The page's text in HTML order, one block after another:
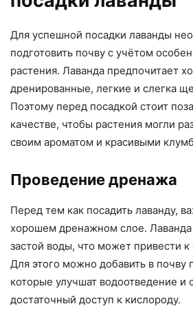
Для успешной посадки лаванды
подготовить почву с учётом
растения. Лаванда предпочитает
дренированные, легкие и слегка
Поэтому перед посадкой стоит
качестве, чтобы растения могли
своим ароматом и красивыми
Проведение дренажа
Перед тем как посадить лаванду,
хорошем дренажном слое. Лаванда
застой воды, что может привести
Для этого можно добавить в почву
которые улучшат водоотведение и
достаточный доступ к кислороду.